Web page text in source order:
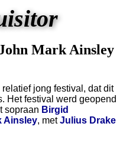
Mark Ainsley
relatief jong festival, dat dit
Het festival werd geopend
sopraan Birgid
Ainsley, metJulius Drake